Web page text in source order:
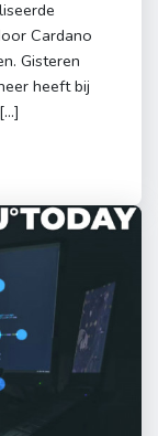
Cardano
Gisteren
heeft bij